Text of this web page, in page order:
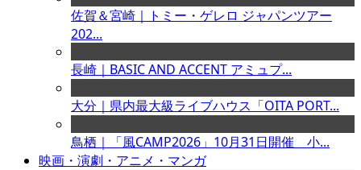
佐賀＆宮崎｜トミー・ゲレロ ジャパンツアー
202...
長崎｜BASIC AND ACCENT アミュプ...
大分｜県内最大級ライブハウス「OITA PORT...
鳥栖｜「風CAMP2026」10月31日開催 小...
映画・演劇・アニメ・マンガ